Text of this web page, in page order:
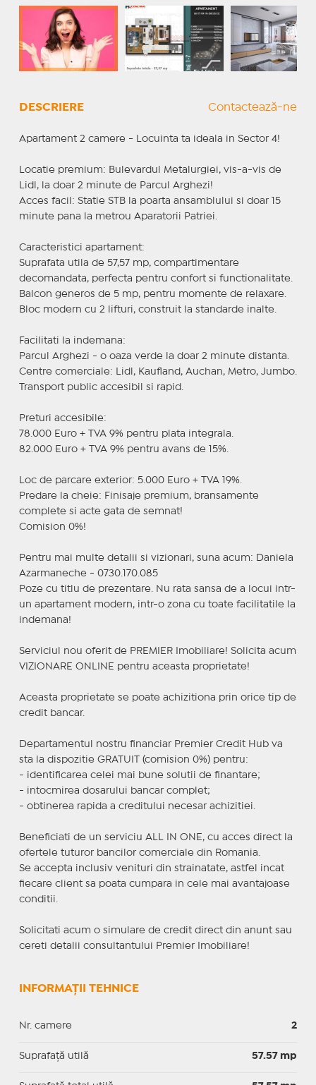
DESCRIERE Contactează-ne
Apartament 2 camere - Locuinta ta ideala in Sector 4!
Locatie premium: Bulevardul Metalurgiei, vis-a-vis de
Lidl, la doar 2 minute de Parcul Arghezi!
Acces facil: Statie STB la poarta ansamblului si doar 15
minute pana la metrou Aparatorii Patriei.
Caracteristici apartament:
Suprafata utila de 57,57 mp, compartimentare
decomandata, perfecta pentru confort si functionalitate.
Balcon generos de 5 mp, pentru momente de relaxare.
Bloc modern cu 2 lifturi, construit la standarde inalte.
Facilitati la indemana:
Parcul Arghezi - o oaza verde la doar 2 minute distanta.
Centre comerciale: Lidl, Kaufland, Auchan, Metro, Jumbo.
Transport public accesibil si rapid.
Preturi accesibile:
78.000 Euro + TVA 9% pentru plata integrala.
82.000 Euro + TVA 9% pentru avans de 15%.
Loc de parcare exterior: 5.000 Euro + TVA 19%.
Predare la cheie: Finisaje premium, bransamente
complete si acte gata de semnat!
Comision 0%!
Pentru mai multe detalii si vizionari, suna acum: Daniela
Azarmaneche - 0730.170.085
Poze cu titlu de prezentare. Nu rata sansa de a locui intr-
un apartament modern, intr-o zona cu toate facilitatile la
indemana!
Serviciul nou oferit de PREMIER Imobiliare! Solicita acum
VIZIONARE ONLINE pentru aceasta proprietate!
Aceasta proprietate se poate achizitiona prin orice tip de
credit bancar.
Departamentul nostru financiar Premier Credit Hub va
sta la dispozitie GRATUIT (comision 0%) pentru:
- identificarea celei mai bune solutii de finantare;
- intocmirea dosarului bancar complet;
- obtinerea rapida a creditului necesar achizitiei.
Beneficiati de un serviciu ALL IN ONE, cu acces direct la
ofertele tuturor bancilor comerciale din Romania.
Se accepta inclusiv venituri din strainatate, astfel incat
fiecare client sa poata cumpara in cele mai avantajoase
conditii.
Solicitati acum o simulare de credit direct din anunt sau
cereti detalii consultantului Premier Imobiliare!
INFORMAȚII TEHNICE
Nr. camere 2
Suprafaţă utilă 57.57 mp